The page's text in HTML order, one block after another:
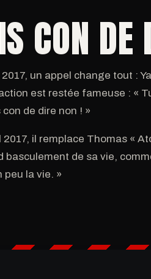
CON
un appel change tout :
est restée fameuse : «
de dire non ! »
il remplace Thomas «
basculement de sa vie,
peu la vie. »